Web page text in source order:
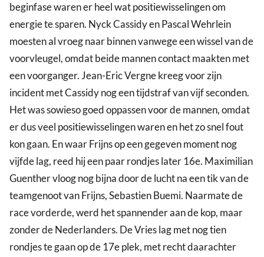
beginfase waren er heel wat positiewisselingen om
energie te sparen. Nyck Cassidy en Pascal Wehrlein
moesten al vroeg naar binnen vanwege een wissel van de
voorvleugel, omdat beide mannen contact maakten met
een voorganger. Jean-Eric Vergne kreeg voor zijn
incident met Cassidy nog een tijdstraf van vijf seconden.
Het was sowieso goed oppassen voor de mannen, omdat
er dus veel positiewisselingen waren en het zo snel fout
kon gaan. En waar Frijns op een gegeven moment nog
vijfde lag, reed hij een paar rondjes later 16e. Maximilian
Guenther vloog nog bijna door de lucht na een tik van de
teamgenoot van Frijns, Sebastien Buemi. Naarmate de
race vorderde, werd het spannender aan de kop, maar
zonder de Nederlanders. De Vries lag met nog tien
rondjes te gaan op de 17e plek, met recht daarachter